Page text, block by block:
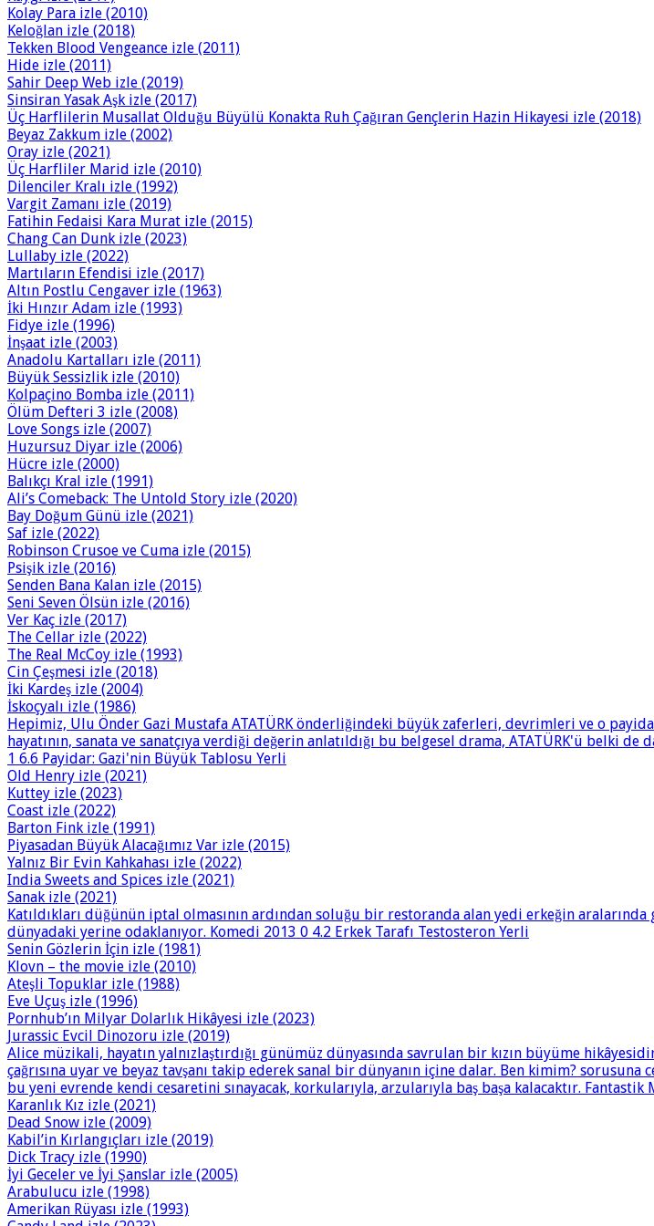
Kolay Para izle (2010)
Keloğlan izle (2018)
Tekken Blood Vengeance izle (2011)
Hide izle (2011)
Sahir Deep Web izle (2019)
Sinsiran Yasak Aşk izle (2017)
Üç Harflilerin Musallat Olduğu Büyülü Konakta Ruh Çağıran Gençlerin Hazin Hikayesi izle (2018)
Beyaz Zakkum izle (2002)
Oray izle (2021)
Üç Harfliler Marid izle (2010)
Dilenciler Kralı izle (1992)
Vargit Zamanı izle (2019)
Fatihin Fedaisi Kara Murat izle (2015)
Chang Can Dunk izle (2023)
Lullaby izle (2022)
Martıların Efendisi izle (2017)
Altın Postlu Cengaver izle (1963)
İki Hınzır Adam izle (1993)
Fidye izle (1996)
İnşaat izle (2003)
Anadolu Kartalları izle (2011)
Büyük Sessizlik izle (2010)
Kolpaçino Bomba izle (2011)
Ölüm Defteri 3 izle (2008)
Love Songs izle (2007)
Huzursuz Diyar izle (2006)
Hücre izle (2000)
Balıkçı Kral izle (1991)
Ali’s Comeback: The Untold Story izle (2020)
Bay Doğum Günü izle (2021)
Saf izle (2022)
Robinson Crusoe ve Cuma izle (2015)
Psişik izle (2016)
Senden Bana Kalan izle (2015)
Seni Seven Ölsün izle (2016)
Ver Kaç izle (2017)
The Cellar izle (2022)
The Real McCoy izle (1993)
Cin Çeşmesi izle (2018)
İki Kardeş izle (2004)
İskoçyalı izle (1986)
Hepimiz, Ulu Önder Gazi Mustafa ATATÜRK önderliğindeki büyük zaferleri, devrimleri ve o
hayatının, sanata ve sanatçıya verdiği değerin anlatıldığı bu belgesel drama, ATATÜRK'ü belki
1 6.6 Payidar: Gazi'nin Büyük Tablosu Yerli
Old Henry izle (2021)
Kuttey izle (2023)
Coast izle (2022)
Barton Fink izle (1991)
Piyasadan Büyük Alacağımız Var izle (2015)
Yalnız Bir Evin Kahkahası izle (2022)
India Sweets and Spices izle (2021)
Sanak izle (2021)
Katıldıkları düğünün iptal olmasının ardından soluğu bir restoranda alan yedi erkeğin
dünyadaki yerine odaklanıyor. Komedi 2013 0 4.2 Erkek Tarafı Testosteron Yerli
Senin Gözlerin İçin izle (1981)
Klovn – the movie izle (2010)
Ateşli Topuklar izle (1988)
Eve Uçuş izle (1996)
Pornhub’ın Milyar Dolarlık Hikâyesi izle (2023)
Jurassic Evcil Dinozoru izle (2019)
Alice müzikali, hayatın yalnızlaştırdığı günümüz dünyasında savrulan bir kızın büyüme
çağrısına uyar ve beyaz tavşanı takip ederek sanal bir dünyanın içine dalar. Ben kimim?
bu yeni evrende kendi cesaretini sınayacak, korkularıyla, arzularıyla baş başa kalacaktır.
Karanlık Kız izle (2021)
Dead Snow izle (2009)
Kabil’in Kırlangıçları izle (2019)
Dick Tracy izle (1990)
İyi Geceler ve İyi Şanslar izle (2005)
Arabulucu izle (1998)
Amerikan Rüyası izle (1993)